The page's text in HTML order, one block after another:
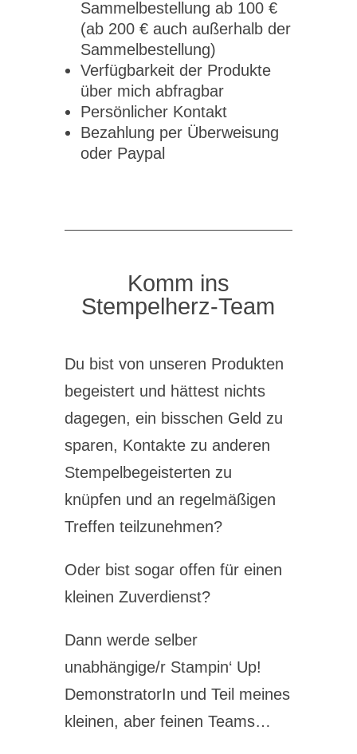
Sammelbestellung ab 100 €
(ab 200 € auch außerhalb der
Sammelbestellung)
Verfügbarkeit der Produkte
über mich abfragbar
Persönlicher Kontakt
Bezahlung per Überweisung
oder Paypal
Komm ins
Stempelherz-Team
Du bist von unseren Produkten
begeistert und hättest nichts
dagegen, ein bisschen Geld zu
sparen, Kontakte zu anderen
Stempelbegeisterten zu
knüpfen und an regelmäßigen
Treffen teilzunehmen?
Oder bist sogar offen für einen
kleinen Zuverdienst?
Dann werde selber
unabhängige/r Stampin‘ Up!
DemonstratorIn und Teil meines
kleinen, aber feinen Teams…